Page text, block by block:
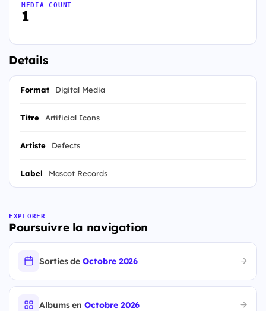
1
MEDIA COUNT
Details
Format Digital Media
Titre Artificial Icons
Artiste Defects
Label Mascot Records
EXPLORER
Poursuivre la navigation
Sorties deOctobre 2026
Albums enOctobre 2026